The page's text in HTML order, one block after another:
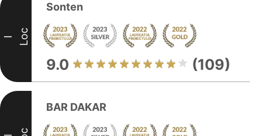
I Loc
Sonten
9.0 (109)
BAR DAKAR